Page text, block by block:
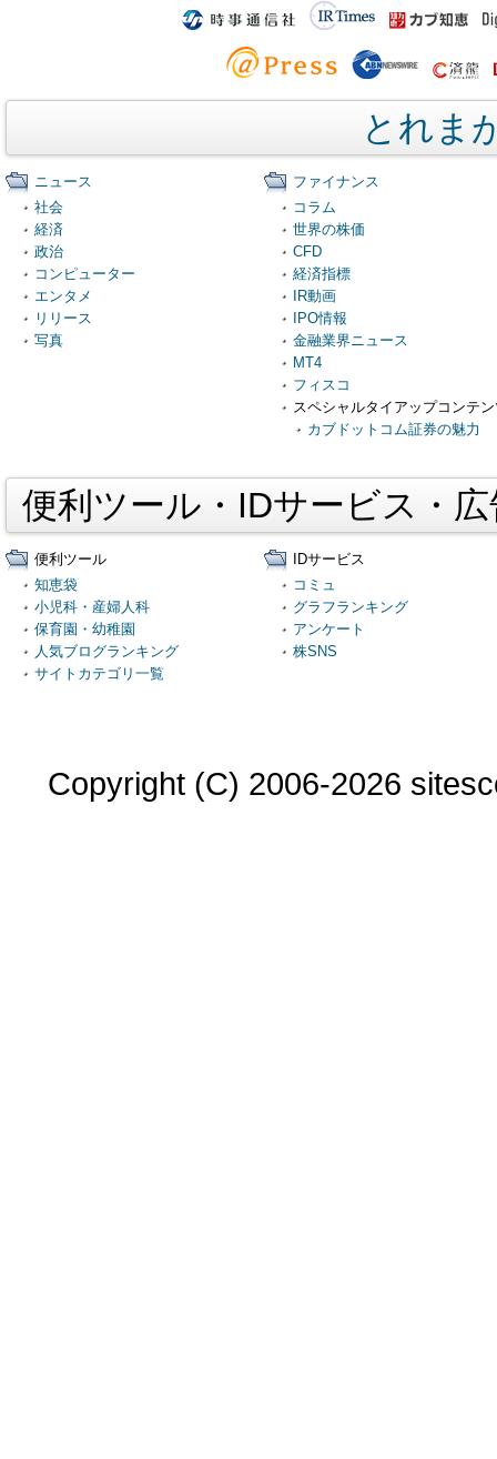
とれま
ニュース
社会
経済
政治
コンピューター
エンタメ
リリース
写真
ファイナンス
コラム
世界の株価
CFD
経済指標
IR動画
IPO情報
金融業界ニュース
MT4
フィスコ
スペシャルタイアップコンテ
カブドットコム証券の魅力
便利ツール・IDサービス・
便利ツール
知恵袋
小児科・産婦人科
保育園・幼稚園
人気ブログランキング
サイトカテゴリ一覧
IDサービス
コミュ
グラフランキング
アンケート
株SNS
Copyright (C) 2006-2026